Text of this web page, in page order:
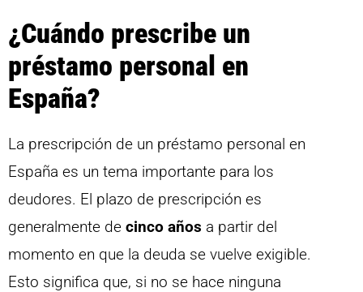
¿Cuándo prescribe un
préstamo personal en
España?
La prescripción de un préstamo personal en
España es un tema importante para los
deudores. El plazo de prescripción es
generalmente de cinco años a partir del
momento en que la deuda se vuelve exigible.
Esto significa que, si no se hace ninguna